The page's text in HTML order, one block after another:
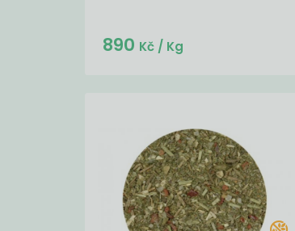
Do košíku:
890 Kč/ Kg